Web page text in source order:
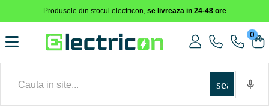
Produsele din stocul electricon, se livreaza in 24-48 ore
0
search